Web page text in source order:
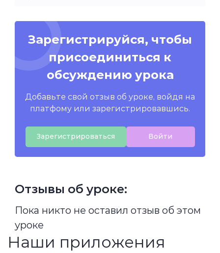
Зарегистрируйся, чтобы
присоединиться к
обсуждению урока
Добавьте свой отзыв об уроке, войдя на
платфому или зарегистрировавшись.
Зарегистрироваться Войти
Отзывы об уроке:
Пока никто не оставил отзыв об этом
уроке
Наши приложения